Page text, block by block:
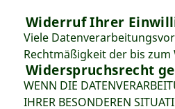
Widerruf Ihrer
Viele
Rechtmäßigkeit der bis
Widerspruchsrecht
WENN DIE
IHRER BESONDEREN